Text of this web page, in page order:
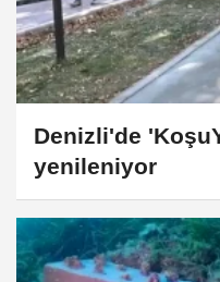
Denizli'de
yenileniyor